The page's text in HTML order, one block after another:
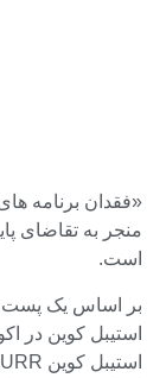
«فقدان برنامه
منجر به تقاضای
است.
استیبل کوین در